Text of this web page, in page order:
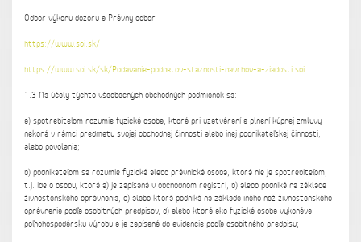
Odbor výkonu dozoru a Právny odbor
https://www.soi.sk/
https://www.soi.sk/sk/Podavanie-podnetov-staznosti-navrhov-a-ziadosti.soi
1.3 Na účely týchto všeobecných obchodných podmienok sa:
a) spotrebiteľom rozumie fyzická osoba, ktorá pri uzatváraní a plnení kúpnej zmluvy
nekoná v rámci predmetu svojej obchodnej činnosti alebo inej podnikateľskej činnosti,
alebo povolania;
b) podnikateľom sa rozumie fyzická alebo právnická osoba, ktorá nie je spotrebiteľom,
t.j. ide o osobu, ktorá a) je zapísaná v obchodnom registri, b) alebo podniká na základe
živnostenského oprávnenia, c) alebo ktorá podniká na základe iného než živnostenského
oprávnenia podľa osobitných predpisov, d) alebo ktorá ako fyzická osoba vykonáva
poľnohospodársku výrobu a je zapísaná do evidencie podľa osobitného predpisu;